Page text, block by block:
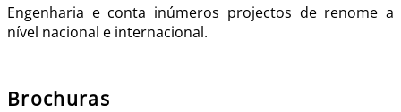
Engenharia e conta inúmeros projectos de renome a
nível nacional e internacional.
Brochuras